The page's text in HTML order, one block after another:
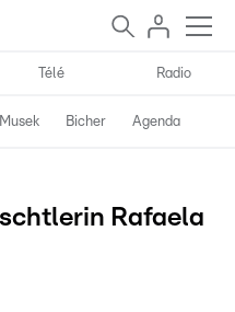
Télé Radio
Musek Bicher Agenda
Rafaela